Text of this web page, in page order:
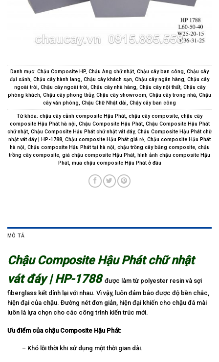
Danh mục: Chậu Composite HP, Chậu Ang chữ nhật, Chậu cây ban công, Chậu cây
đại sảnh, Chậu cây hành lang, Chậu cây khách sạn, Chậu cây ngân hàng, Chậu cây
ngoài trời, Chậu cây ngoài trời, Chậu cây nhà hàng, Chậu cây nội thất, Chậu cây
phòng khách, Chậu cây phong thủy, Chậu cây showroom, Chậu cây trong nhà, Chậu
cây văn phòng, Chậu Chữ Nhật dài, Chậy cây ban công
Từ khóa: chậu cây cảnh composite Hậu Phát, chậu cây composite, chậu cây
composite Hậu Phát hà nội, Chậu Composite Hậu Phát, Chậu Composite Hậu Phát
chữ nhật, Chậu Composite Hậu Phát chữ nhật vát đáy, Chậu Composite Hậu Phát chữ
nhật vát đáy | HP-1788, Chậu composite Hậu Phát giá rẻ, Chậu composite Hậu Phát
hà nội, Chậu composite Hậu Phát tại hà nội, chậu trồng cây bằng composite, chậu
trồng cây composite, giá chậu composite Hậu Phát, hình ảnh chậu composite Hậu
Phát, mua chậu composite Hậu Phát ở đâu
MÔ TẢ
Chậu Composite Hậu Phát chữ nhật
vát đáy | HP-1788 được làm từ polyester resin và sợi
fiberglass kết dính lại với nhau. Vì vậy, luôn đảm bảo được độ bền chắc,
hiện đại của chậu. Đường nét đơn giản, hiện đại khiến cho chậu đá mài
luôn là lựa chọn cho các công trình kiến trúc mới.
Ưu điểm của chậu Composite Hậu Phát:
– Khó lỗi thời khi sử dụng một thời gian dài.